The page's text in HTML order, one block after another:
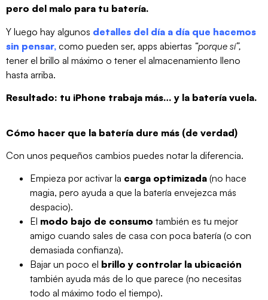
pero del malo para tu batería.
Y luego hay algunos detalles del día a día que hacemos
sin pensar, como pueden ser, apps abiertas “porque sí”,
tener el brillo al máximo o tener el almacenamiento lleno
hasta arriba.
Resultado: tu iPhone trabaja más… y la batería vuela.
Cómo hacer que la batería dure más (de verdad)
Con unos pequeños cambios puedes notar la diferencia.
Empieza por activar la carga optimizada (no hace
magia, pero ayuda a que la batería envejezca más
despacio).
El modo bajo de consumo también es tu mejor
amigo cuando sales de casa con poca batería (o con
demasiada confianza).
Bajar un poco el brillo y controlar la ubicación
también ayuda más de lo que parece (no necesitas
todo al máximo todo el tiempo).